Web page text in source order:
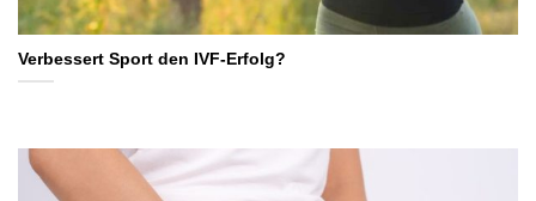
Verbessert Sport den IVF-Erfolg?